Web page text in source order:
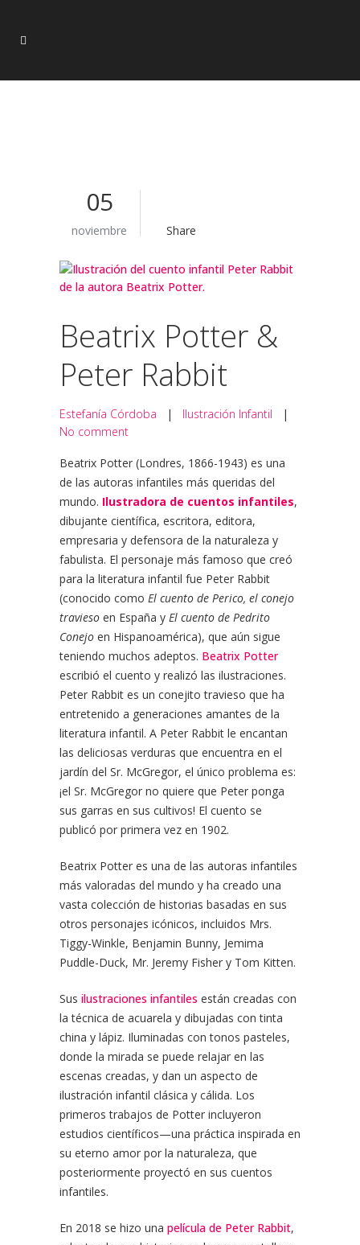
05
noviembre Share
Beatrix Potter &
Peter Rabbit
Estefanía Córdoba | Ilustración Infantil |
No comment
Beatrix Potter (Londres, 1866-1943) es una
de las autoras infantiles más queridas del
mundo. Ilustradora de cuentos infantiles,
dibujante científica, escritora, editora,
empresaria y defensora de la naturaleza y
fabulista. El personaje más famoso que creó
para la literatura infantil fue Peter Rabbit
(conocido como El cuento de Perico, el conejo
travieso en España y El cuento de Pedrito
Conejo en Hispanoamérica), que aún sigue
teniendo muchos adeptos. Beatrix Potter
escribió el cuento y realizó las ilustraciones.
Peter Rabbit es un conejito travieso que ha
entretenido a generaciones amantes de la
literatura infantil. A Peter Rabbit le encantan
las deliciosas verduras que encuentra en el
jardín del Sr. McGregor, el único problema es:
¡el Sr. McGregor no quiere que Peter ponga
sus garras en sus cultivos! El cuento se
publicó por primera vez en 1902.
Beatrix Potter es una de las autoras infantiles
más valoradas del mundo y ha creado una
vasta colección de historias basadas en sus
otros personajes icónicos, incluidos Mrs.
Tiggy-Winkle, Benjamin Bunny, Jemima
Puddle-Duck, Mr. Jeremy Fisher y Tom Kitten.
Sus ilustraciones infantiles están creadas con
la técnica de acuarela y dibujadas con tinta
china y lápiz. Iluminadas con tonos pasteles,
donde la mirada se puede relajar en las
escenas creadas, y dan un aspecto de
ilustración infantil clásica y cálida. Los
primeros trabajos de Potter incluyeron
estudios científicos—una práctica inspirada en
su eterno amor por la naturaleza, que
posteriormente proyectó en sus cuentos
infantiles.
En 2018 se hizo una película de Peter Rabbit,